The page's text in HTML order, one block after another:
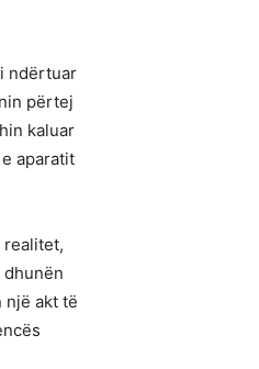
ndërtuar
përtej
kaluar
aparatit
një akt të